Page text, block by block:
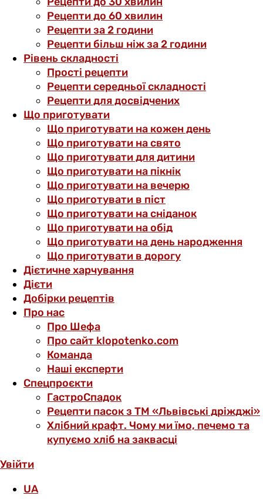
Рецепти до 60 хвилин
Рецепти за 2 години
Рецепти більш ніж за 2 години
Рівень складності
Прості рецепти
Рецепти середньої складності
Рецепти для досвідчених
Що приготувати
Що приготувати на кожен день
Що приготувати на свято
Що приготувати для дитини
Що приготувати на пікнік
Що приготувати на вечерю
Що приготувати в піст
Що приготувати на сніданок
Що приготувати на обід
Що приготувати на день народження
Що приготувати в дорогу
Дієтичне харчування
Дієти
Добірки рецептів
Про нас
Про Шефа
Про сайт klopotenko.com
Команда
Наші експерти
Спецпроєкти
ГастроСпадок
Рецепти пасок з ТМ «Львівські дріжджі»
Хлібний крафт. Чому ми їмо, печемо та
купуємо хліб на заквасці
Увійти
UA